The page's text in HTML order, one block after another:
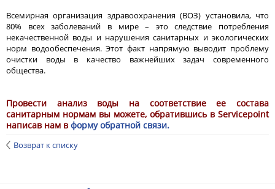
Всемирная организация здравоохранения (ВОЗ) установила, что
80% всех заболеваний в мире – это следствие потребления
некачественной воды и нарушения санитарных и экологических
норм водообеспечения. Этот факт напрямую выводит проблему
очистки воды в качество важнейших задач современного
общества.
Провести анализ воды на соответствие ее состава
санитарным нормам вы можете, обратившись в Servicepoint
написав нам в форму обратной связи.
Возврат к списку